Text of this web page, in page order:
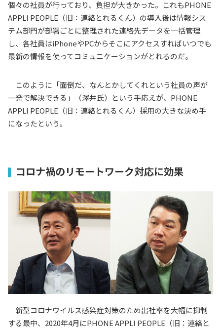
個々の社員が行っており、負担が大きかった。これもPHONE
APPLI PEOPLE （旧：連絡とれるくん）の導入後は情報シス
テム部門が部署ごとに整理された連絡先データを一括管理
し、各社員はiPhoneやPCからそこにアクセスすればいつでも
最新の情報を使ってコミュニケーションがとれるのだ。
このように「面倒だ、なんとかしてくれという社員の声が
一発で解決できる」（澤井氏）という手応えが、 PHONE
APPLI PEOPLE （旧：連絡とれるくん）採用の大きな決め手
になったという。
コロナ禍のリモートワーク対応に効果
新型コロナウイルス感染症対策のため出社率を大幅に抑制
する最中、 2020年4月にPHONE APPLI PEOPLE （旧：連絡と